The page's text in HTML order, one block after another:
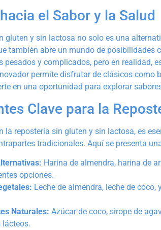
el Sabor y la Salud
gluten y sin lactosa no solo es una
también abre un mundo de posibilidades
pesados y complicados, pero en realidad,
permite disfrutar de clásicos como
en una oportunidad para explorar
Clave para la
la repostería sin gluten y sin lactosa, es
tradicionales. Aquí se presenta
Harina de almendra, harina de
opciones.
Leche de almendra, leche de
Naturales: Azúcar de coco, sirope de
lácteos.